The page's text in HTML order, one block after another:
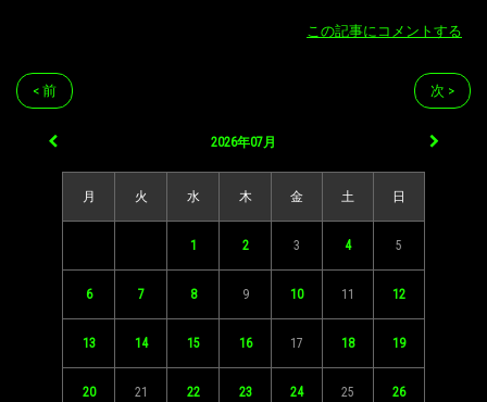
この記事にコメントする
< 前 次 >
2026年07月
月 火 水 木 金 土 日
1 2 3 4 5
6 7 8 9 10 11 12
13 14 15 16 17 18 19
20 21 22 23 24 25 26